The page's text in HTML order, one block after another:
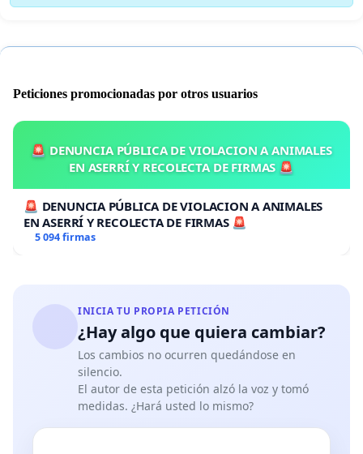
Peticiones promocionadas por otros usuarios
🚨 DENUNCIA PÚBLICA DE VIOLACION A ANIMALES
EN ASERRÍ Y RECOLECTA DE FIRMAS 🚨
🚨 DENUNCIA PÚBLICA DE VIOLACION A ANIMALES
EN ASERRÍ Y RECOLECTA DE FIRMAS 🚨
5 094 firmas
INICIA TU PROPIA PETICIÓN
¿Hay algo que quiera cambiar?
Los cambios no ocurren quedándose en
silencio.
El autor de esta petición alzó la voz y tomó
medidas. ¿Hará usted lo mismo?